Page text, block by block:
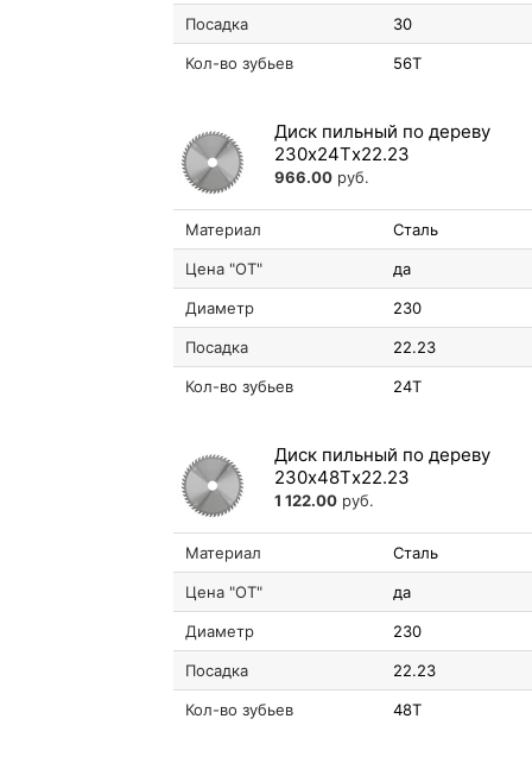
Посадка 30
Кол-во зубьев 56T
Диск пильный по дереву
230х24Tх22.23
966.00 руб.
Материал Сталь
Цена "ОТ" да
Диаметр 230
Посадка 22.23
Кол-во зубьев 24T
Диск пильный по дереву
230х48Tх22.23
1 122.00 руб.
Материал Сталь
Цена "ОТ" да
Диаметр 230
Посадка 22.23
Кол-во зубьев 48T